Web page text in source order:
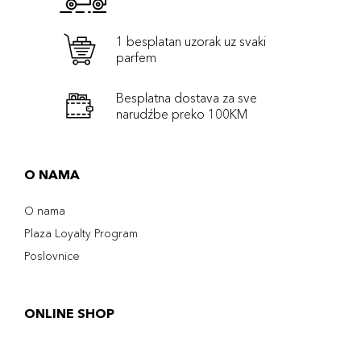
1 besplatan uzorak uz svaki
parfem
Besplatna dostava za sve
narudźbe preko 100KM
O NAMA
O nama
Plaza Loyalty Program
Poslovnice
ONLINE SHOP